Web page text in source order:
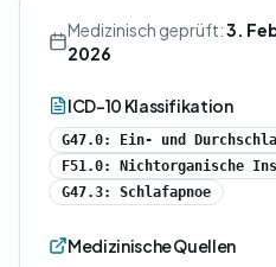
Medizinisch geprüft:3.
2026
ICD-10 Klassifikation
G47.0: Ein- und
F51.0: Nichtorganische
G47.3: Schlafapnoe
Medizinische Quellen